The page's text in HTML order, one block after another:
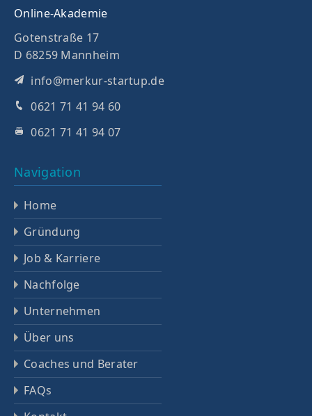
Online-Akademie
Gotenstraße 17
D 68259 Mannheim
info@merkur-startup.de
0621 71 41 94 60
0621 71 41 94 07
Navigation
Home
Gründung
Job & Karriere
Nachfolge
Unternehmen
Über uns
Coaches und Berater
FAQs